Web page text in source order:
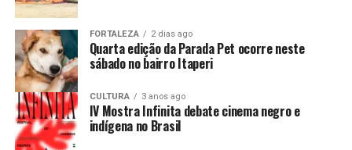
FORTALEZA 2 dias ago
Quarta edição da Parada Pet ocorre neste
sábado no bairro Itaperi
CULTURA 3 anos ago
IV Mostra Infinita debate cinema negro e
indígena no Brasil